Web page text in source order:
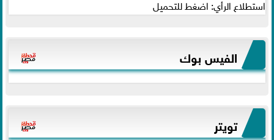
استطلاع الرأي: اضغط للتحميل
الفيس بوك
تويتر